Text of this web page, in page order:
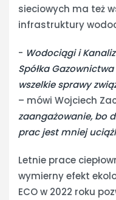
sieciowych ma też
infrastruktury
- Wodociągi i
Spółka
wszelkie sprawy
– mówi Wojciech
zaangażowanie, bo
prac jest mniej
Letnie prace
wymierny efekt
ECO w 2022 roku